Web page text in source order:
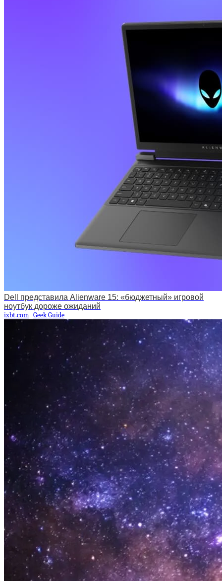
Dell представила Alienware 15: «бюджетный» игровой
ноутбук дороже ожиданий
ixbt.com Geek Guide